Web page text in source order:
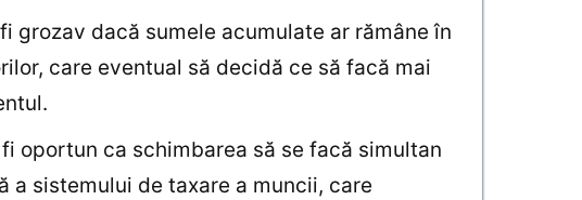
grozav dacă sumele acumulate ar rămâne în
care eventual să decidă ce să facă mai
oportun ca schimbarea să se facă simultan
a sistemului de taxare a muncii, care